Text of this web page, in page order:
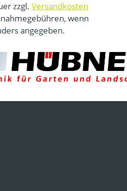
zzgl. Versandkosten
wenn
angegeben.